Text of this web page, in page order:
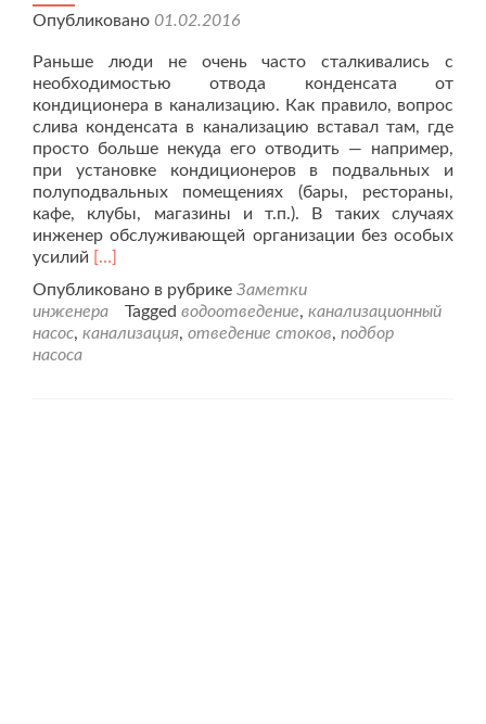
Опубликовано 01.02.2016
Раньше люди не очень часто сталкивались с
необходимостью отвода конденсата от
кондиционера в канализацию. Как правило, вопрос
слива конденсата в канализацию вставал там, где
просто больше некуда его отводить — например,
при установке кондиционеров в подвальных и
полуподвальных помещениях (бары, рестораны,
кафе, клубы, магазины и т.п.). В таких случаях
инженер обслуживающей организации без особых
усилий Читать
проКак
отвести
конденсат
[…]
Опубликовано в рубрике Заметки
инженера
Tagged водоотведение, канализационный
насос, канализация, отведение стоков, подбор
насоса